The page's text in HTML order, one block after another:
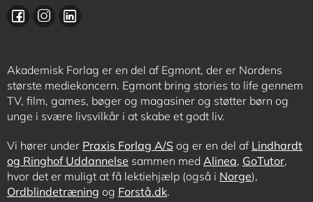
Akademisk Forlag er en del af Egmont, der er Nordens
største mediekoncern. Egmont bring stories to life gennem
TV, film, games, bøger og magasiner og støtter børn og
unge i svære livsvilkår i at skabe et godt liv.
Vi hører under Praxis Forlag A/S og er en del af Lindhardt
og Ringhof Uddannelse sammen med Alinea, GoTutor,
hvor det er muligt at få lektiehjælp (også i Norge),
Ordblindetræning og Forstå.dk.